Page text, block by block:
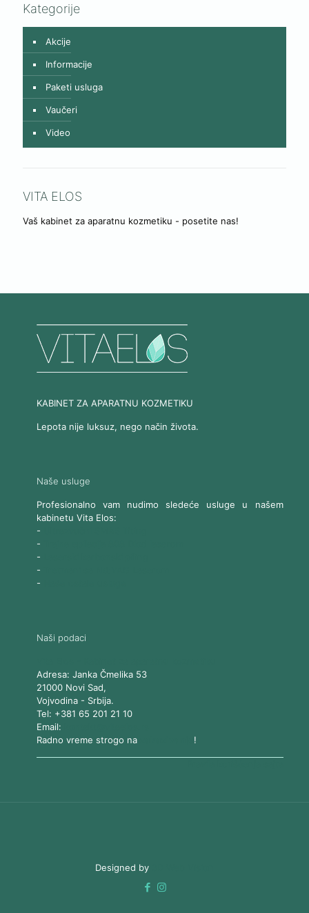
Kategorije
Akcije
Informacije
Paketi usluga
Vaučeri
Video
VITA ELOS
Vaš kabinet za aparatnu kozmetiku - posetite nas!
KABINET ZA APARATNU KOZMETIKU
Lepota nije luksuz, nego način života.
Naše usluge
Profesionalno vam nudimo sledeće usluge u našem
kabinetu Vita Elos:
-
-
-
-
-
Naši podaci
Adresa: Janka Čmelika 53
21000 Novi Sad,
Vojvodina- Srbija.
Tel: +381 65 201 21 10
Email:
Radno vreme strogo na
!
Designed by